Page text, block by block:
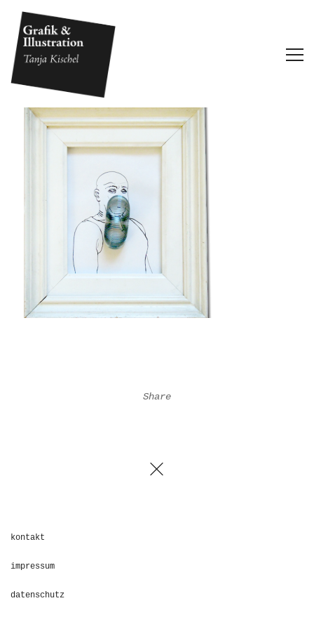
Share
kontakt
impressum
datenschutz